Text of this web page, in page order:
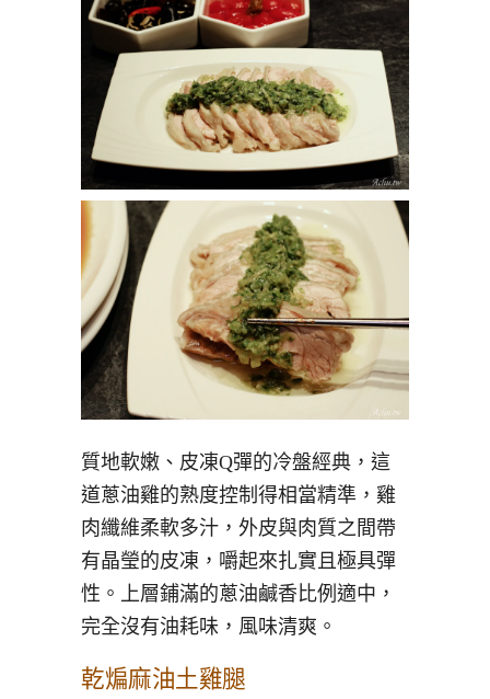
質地軟嫩、皮凍Q彈的冷盤經典，這
道蔥油雞的熟度控制得相當精準，雞
肉纖維柔軟多汁，外皮與肉質之間帶
有晶瑩的皮凍，嚼起來扎實且極具彈
性。上層鋪滿的蔥油鹹香比例適中，
完全沒有油耗味，風味清爽。
乾煸麻油土雞腿